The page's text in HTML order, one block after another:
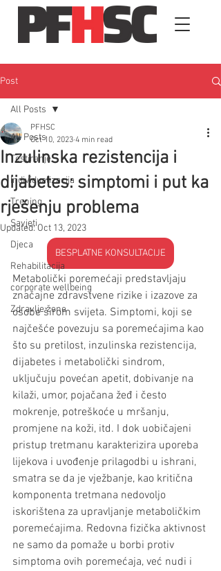
Post
All Posts
Testiranje
Individualizacija
Trening
Savjeti
Djeca
Rehabilitacija
corporate wellbeing
Zdravlje žene
All Posts
Inzulinska rezistencija i
dijabetes: simptomi i put ka
rješenju problema
PFHSC
Oct 10, 2023 4 min read
Updated:Oct 13, 2023
BESPLATNE KONSULTACIJE
Metabolički poremećaji predstavljaju
značajne zdravstvene rizike i izazove za
osobe širom svijeta. Simptomi, koji se
najčešće povezuju sa poremećajima kao
što su pretilost, inzulinska rezistencija,
dijabetes i metabolički sindrom,
uključuju povećan apetit, dobivanje na
kilaži, umor, pojačana žeđ i često
mokrenje, potreškoće u mršanju,
promjene na koži, itd. I dok uobičajeni
pristup tretmanu karakterizira uporeba
lijekova i uvođenje prilagodbi u ishrani,
smatra se da je vježbanje, kao kritična
komponenta tretmana nedovoljo
iskorištena za upravljanje metaboličkim
poremećajima. Redovna fizička aktivnost
ne samo da pomaže u borbi protiv
simptoma ovih poremećaja, već nudi i